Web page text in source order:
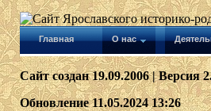
Главная О нас
Сайт создан 19.09.2006 | Версия
Обновление 11.05.2024 13:26